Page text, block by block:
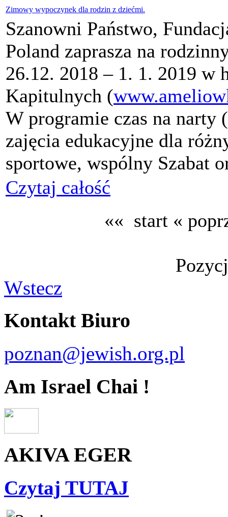
Zimowy wypoczynek dla rodzin z dziećmi.
Szanowni Państwo,
Poland zaprasza na
26.12. 2018 – 1. 1. 2019 w
Kapitulnych (
W programie czas na
zajęcia edukacyjne dla
sportowe, wspólny Szabat
Czytaj całość
«« start «
Wstecz
Kontakt Biuro
poznan@jewish.org.pl
Am Israel Chai !
AKIVA EGER
Czytaj TUTAJ